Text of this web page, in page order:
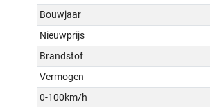
Bouwjaar
Nieuwprijs
Brandstof
Vermogen
0-100km/h